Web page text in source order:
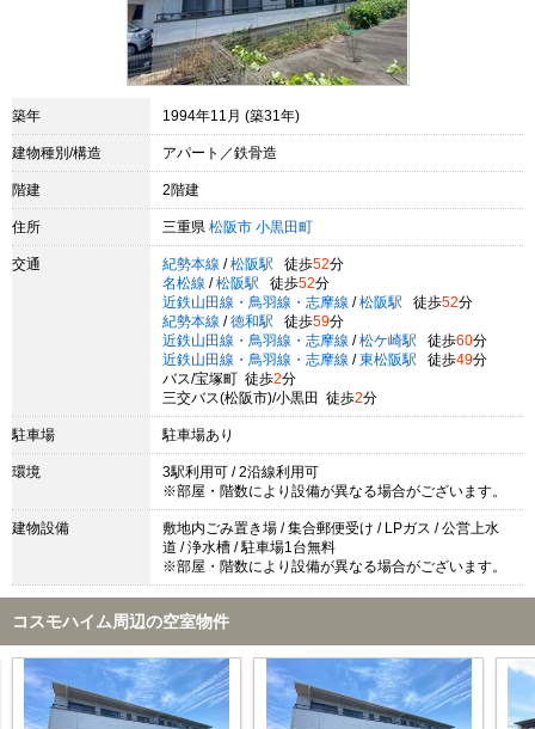
築年 1994年11月 (築31年)
建物種別/構造 アパート／鉄骨造
階建 2階建
住所 三重県 松阪市 小黒田町
交通 紀勢本線 / 松阪駅 徒歩52分
名松線 / 松阪駅 徒歩52分
近鉄山田線・鳥羽線・志摩線 / 松阪駅 徒歩52分
紀勢本線 / 徳和駅 徒歩59分
近鉄山田線・鳥羽線・志摩線 / 松ケ崎駅 徒歩60分
近鉄山田線・鳥羽線・志摩線 / 東松阪駅 徒歩49分
バス/宝塚町 徒歩2分
三交バス(松阪市)/小黒田 徒歩2分
駐車場 駐車場あり
環境
3駅利用可 / 2沿線利用可
※部屋・階数により設備が異なる場合がございます。
建物設備
敷地内ごみ置き場 / 集合郵便受け / LPガス / 公営上水
道 / 浄水槽 / 駐車場1台無料
※部屋・階数により設備が異なる場合がございます。
コスモハイム周辺の空室物件